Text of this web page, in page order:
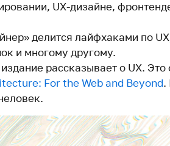
UX-дизайне,
делится лайфхаками по
и многому другому.
рассказывает о UX. Это
For the Web and Beyond.